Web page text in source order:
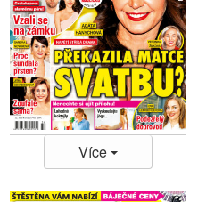
Více